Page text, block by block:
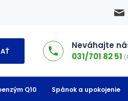
Neváhajte
031/701 82 51
Q10 Spánok a upokojenie